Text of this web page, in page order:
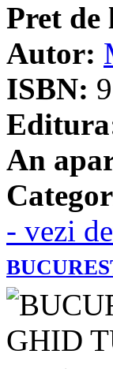
Pret de
Autor:
ISBN:
An
- vezi